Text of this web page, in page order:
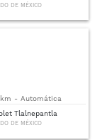
DE MÉXICO
- Automática
Tlalnepantla
DE MÉXICO